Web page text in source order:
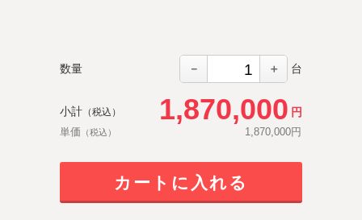
数量 － ＋ 台
小計 （税込） 1,870,000 円
単価 （税込） 1,870,000円
カートに入れる